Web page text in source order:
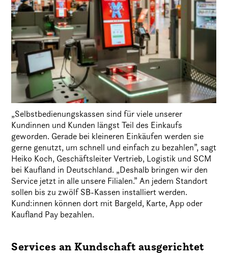
„Selbstbedienungskassen sind für viele unserer
Kundinnen und Kunden längst Teil des Einkaufs
geworden. Gerade bei kleineren Einkäufen werden sie
gerne genutzt, um schnell und einfach zu bezahlen”, sagt
Heiko Koch, Geschäftsleiter Vertrieb, Logistik und SCM
bei Kaufland in Deutschland. „Deshalb bringen wir den
Service jetzt in alle unsere Filialen.” An jedem Standort
sollen bis zu zwölf SB-Kassen installiert werden.
Kund:innen können dort mit Bargeld, Karte, App oder
Kaufland Pay bezahlen.
Services an Kundschaft ausgerichtet